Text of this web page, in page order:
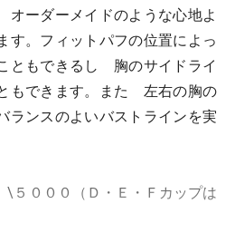
ーダーメイドのような心地よ
す。フィットパフの位置によっ
ともできるし 胸のサイドライ
もできます。また 左右の胸の
ランスのよいバストラインを実
０００（Ｄ・Ｅ・Ｆカップは